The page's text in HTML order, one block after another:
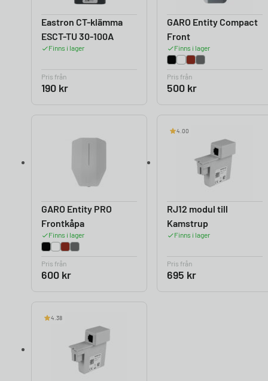
Eastron CT-klämma
ESCT-TU 30-100A
Finns i lager
Pris från
190 kr
GARO Entity Compact
Front
Finns i lager
Pris från
500 kr
GARO Entity PRO
Frontkåpa
Finns i lager
Pris från
600 kr
4.00
RJ12 modul till
Kamstrup
Finns i lager
Pris från
695 kr
4.38